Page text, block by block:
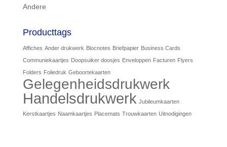
Andere
Producttags
Affiches Ander drukwerk Blocnotes Briefpapier Business Cards
Communiekaartjes Doopsuiker doosjes Enveloppen Facturen Flyers
Folders Foliedruk Geboortekaarten
Gelegenheidsdrukwerk
Handelsdrukwerk Jubileumkaarten
Kerstkaartjes Naamkaartjes Placemats Trouwkaarten Uitnodigingen